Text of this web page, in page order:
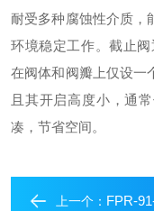
耐受多种腐蚀性介质，
环境稳定工作。截止
在阀体和阀瓣上仅设一
且其开启高度小，通
凑，节省空间。
上一个： FPR-91-